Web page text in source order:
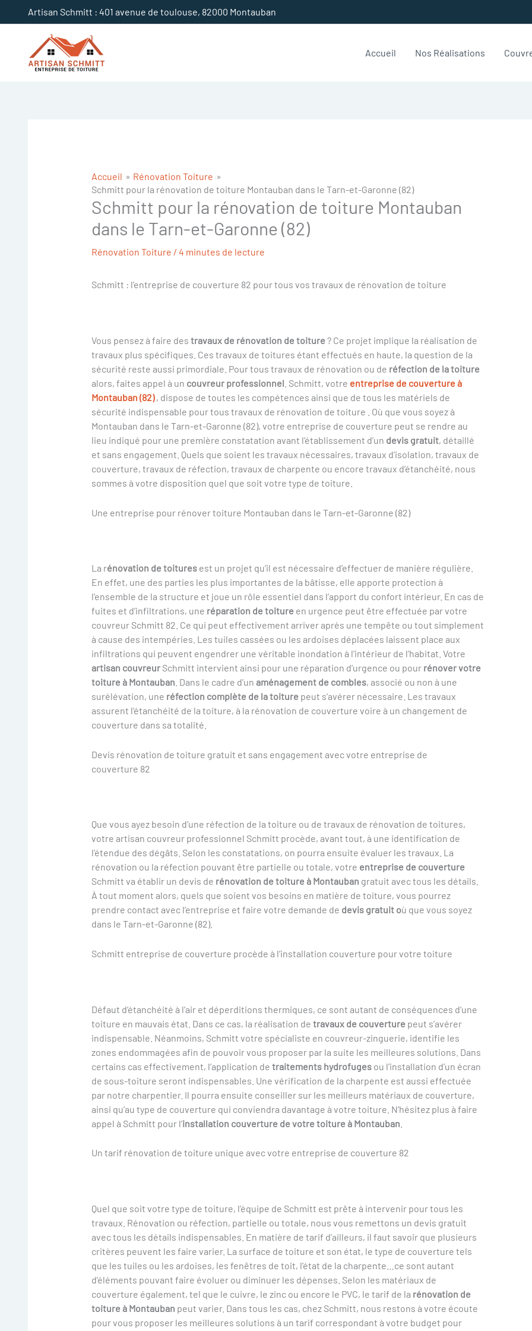
Artisan Schmitt : 401 avenue de toulouse, 82000 Montauban
Accueil Nos Réalisations
Accueil
Rénovation Toiture
Schmitt pour la rénovation de toiture Montauban dans le Tarn-et-Garonne (82)
Schmitt pour la rénovation de toiture Montauban
dans le Tarn-et-Garonne (82)
Rénovation Toiture / 4 minutes de lecture
Schmitt : l’entreprise de couverture 82 pour tous vos travaux de rénovation de toiture
Vous pensez à faire des travaux de rénovation de toiture ? Ce projet implique la réalisation de
travaux plus spécifiques. Ces travaux de toitures étant effectués en haute, la question de la
sécurité reste aussi primordiale. Pour tous travaux de rénovation ou de réfection de la toiture
alors, faites appel à un couvreur professionnel . Schmitt, votre entreprise de couverture à
Montauban (82), dispose de toutes les compétences ainsi que de tous les matériels de
sécurité indispensable pour tous travaux de rénovation de toiture . Où que vous soyez à
Montauban dans le Tarn-et-Garonne (82), votre entreprise de couverture peut se rendre au
lieu indiqué pour une première constatation avant l’établissement d’un devis gratuit, détaillé
et sans engagement. Quels que soient les travaux nécessaires, travaux d’isolation, travaux de
couverture, travaux de réfection, travaux de charpente ou encore travaux d’étanchéité, nous
sommes à votre disposition quel que soit votre type de toiture.
Une entreprise pour rénover toiture Montauban dans le Tarn-et-Garonne (82)
La rénovation de toitures est un projet qu’il est nécessaire d’effectuer de manière régulière.
En effet, une des parties les plus importantes de la bâtisse, elle apporte protection à
l’ensemble de la structure et joue un rôle essentiel dans l’apport du confort intérieur. En cas de
fuites et d’infiltrations, une réparation de toiture en urgence peut être effectuée par votre
couvreur Schmitt 82. Ce qui peut effectivement arriver après une tempête ou tout simplement
à cause des intempéries. Les tuiles cassées ou les ardoises déplacées laissent place aux
infiltrations qui peuvent engendrer une véritable inondation à l’intérieur de l’habitat. Votre
artisan couvreurSchmitt intervient ainsi pour une réparation d’urgence ou pourrénover votre
toiture à Montauban . Dans le cadre d’un aménagement de combles, associé ou non à une
surélévation, une réfection complète de la toiture peut s’avérer nécessaire. Les travaux
assurent l’étanchéité de la toiture, à la rénovation de couverture voire à un changement de
couverture dans sa totalité.
Devis rénovation de toiture gratuit et sans engagement avec votre entreprise de
couverture 82
Que vous ayez besoin d’une réfection de la toiture ou de travaux de rénovation de toitures,
votre artisan couvreur professionnel Schmitt procède, avant tout, à une identification de
l’étendue des dégâts. Selon les constatations, on pourra ensuite évaluer les travaux. La
rénovation ou la réfection pouvant être partielle ou totale, votre entreprise de couverture
Schmitt va établir un devis de rénovation de toiture à Montauban gratuit avec tous les détails.
À tout moment alors, quels que soient vos besoins en matière de toiture, vous pourrez
prendre contact avec l’entreprise et faire votre demande de devis gratuit où que vous soyez
dans le Tarn-et-Garonne (82).
Schmitt entreprise de couverture procède à l’installation couverture pour votre toiture
Défaut d’étanchéité à l’air et déperditions thermiques, ce sont autant de conséquences d’une
toiture en mauvais état. Dans ce cas, la réalisation de travaux de couverture peut s’avérer
indispensable. Néanmoins, Schmitt votre spécialiste en couvreur-zinguerie, identifie les
zones endommagées afin de pouvoir vous proposer par la suite les meilleures solutions. Dans
certains cas effectivement, l’application de traitements hydrofugesou l’installation d’un écran
de sous-toiture seront indispensables. Une vérification de la charpente est aussi effectuée
par notre charpentier. Il pourra ensuite conseiller sur les meilleurs matériaux de couverture,
ainsi qu’au type de couverture qui conviendra davantage à votre toiture. N’hésitez plus à faire
appel à Schmitt pour l’installation couverture de votre toiture à Montauban
Un tarif rénovation de toiture unique avec votre entreprise de couverture 82
Quel que soit votre type de toiture, l’équipe de Schmitt est prête à intervenir pour tous les
travaux. Rénovation ou réfection, partielle ou totale, nous vous remettons un devis gratuit
avec tous les détails indispensables. En matière de tarif d’ailleurs, il faut savoir que plusieurs
critères peuvent les faire varier. La surface de toiture et son état, le type de couverture tels
que les tuiles ou les ardoises, les fenêtres de toit, l’état de la charpente…ce sont autant
d’éléments pouvant faire évoluer ou diminuer les dépenses. Selon les matériaux de
couverture également, tel que le cuivre, le zinc ou encore le PVC, le tarif de la rénovation de
toiture à Montauban peut varier. Dans tous les cas, chez Schmitt, nous restons à votre écoute
pour vous proposer les meilleures solutions à un tarif correspondant à votre budget pour